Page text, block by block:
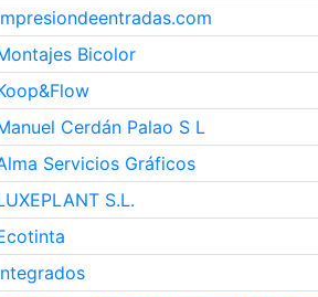
Bicolor
Cerdán Palao S L
Servicios Gráficos
S.L.